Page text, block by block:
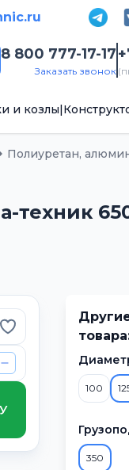
8 800 777-17-17
Заказать звонок
и козлы|
Полиуретан,
Добавить в
100
350